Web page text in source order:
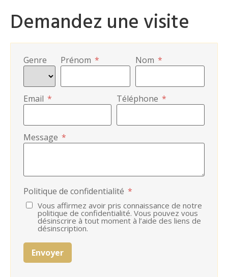
Demandez une visite
Genre Prénom * Nom *
Email * Téléphone *
Message *
Politique de confidentialité *
Vous affirmez avoir pris connaissance de notre
politique de confidentialité. Vous pouvez vous
désinscrire à tout moment à l’aide des liens de
désinscription.
Envoyer